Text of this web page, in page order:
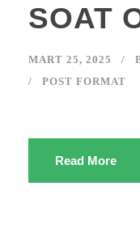
SOAT
MART 25, 2025
POST FORMAT
Read More